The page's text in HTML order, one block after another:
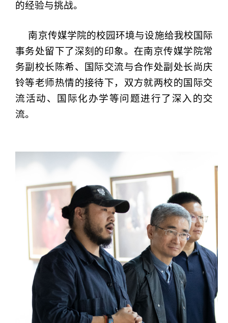
的经验与挑战。
南京传媒学院的校园环境与设施给我校国际
事务处留下了深刻的印象。在南京传媒学院常
务副校长陈希、国际交流与合作处副处长尚庆
铃等老师热情的接待下，双方就两校的国际交
流活动、国际化办学等问题进行了深入的交
流。